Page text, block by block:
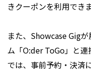
きクーポンを利用できま
また、Showcase Gig
ム「O:der ToGo」と
では、事前予約・決済